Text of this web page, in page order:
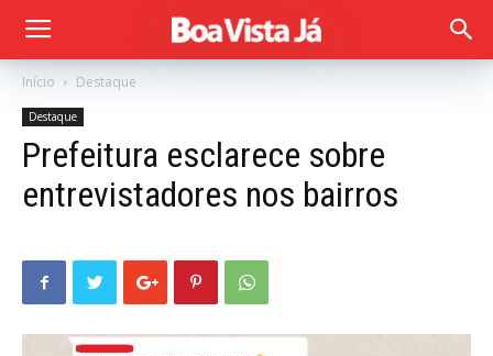
Início Destaque
Destaque
Prefeitura esclarece sobre
entrevistadores nos bairros